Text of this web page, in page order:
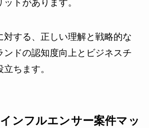
トがあります。
対する、正しい理解と戦略的な
ンドの認知度向上とビジネスチ
ちます。
ンフルエンサー案件マッ